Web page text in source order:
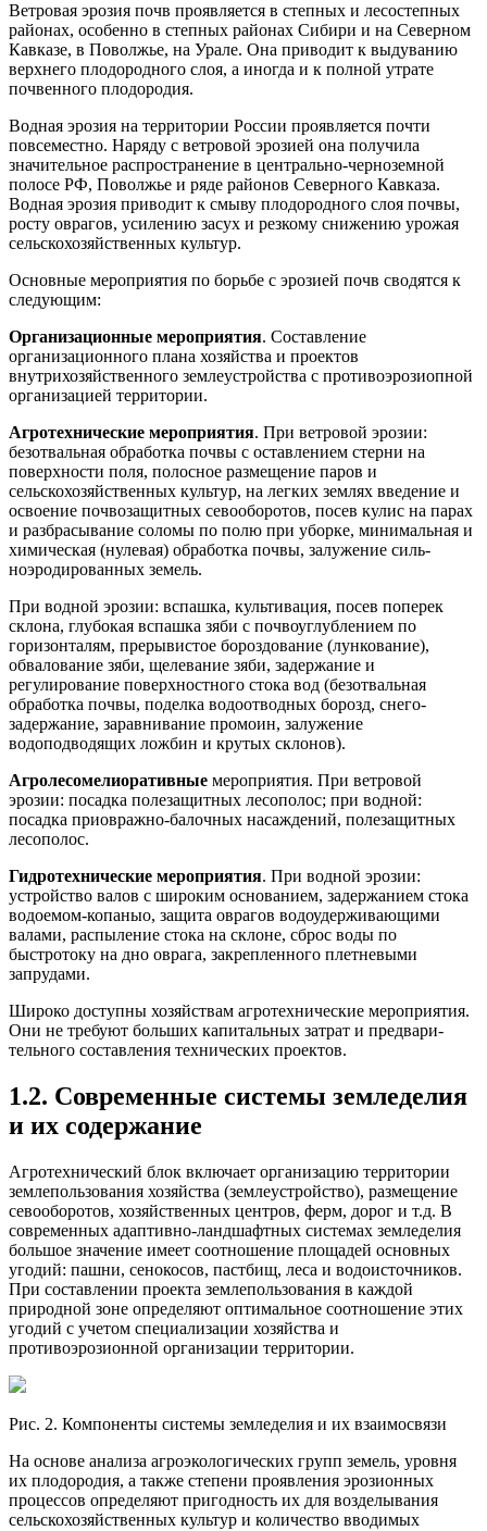
Ветровая эрозия почв проявляется в степных и лесостепных
районах, особенно в степных районах Сибири и на Северном
Кавказе, в Поволжье, на Урале. Она приводит к выдуванию
верхнего плодо­родного слоя, а иногда и к полной утрате
почвенного плодо­родия.
Водная эрозия на территории России проявляется почти
повсе­местно. Наряду с ветровой эрозией она получила
значительное рас­пространение в централь­но-черноземной
полосе РФ, Поволжье и ряде районов Северного Кавказа.
Водная эрозия приводит к смыву плодородного слоя почвы,
росту оврагов, усилению засух и резкому снижению урожая
сельско­хозяйственных культур.
Основные мероприятия по борьбе с эрозией почв сводятся к
сле­дующим:
Организационные мероприятия. Составление
организационного плана хозяйства и проектов
внутрихозяйственного землеустройства с противоэрозиопной
организацией территории.
Агротехнические мероприятия. При ветровой эрозии:
безотваль­ная обработка почвы с оставлением стерни на
поверхности поля, по­лосное размещение паров и
сельскохозяйственных культур, на легких землях введение и
освоение почвозащитных севооборотов, посев кулис на парах
и разбрасывание соломы по полю при уборке, мини­мальная и
химическая (нулевая) обработка почвы, залужение силь­
ноэродированных земель.
При водной эрозии: вспашка, культивация, посев поперек
склона, глубокая вспашка зяби с почвоуглублением по
горизонталям, пре­рывистое бороздование (лункование),
обвалование зяби, щелевание зяби, задержание и
регулирование поверхностного стока вод (без­отвальная
обработка почвы, поделка водоотводных борозд, снего­
задержание, заравнивание промоин, залужение
водоподводящих ложбин и крутых склонов).
Агролесомелиоративные мероприятия. При ветровой
эрозии: по­садка полезащитных лесополос; при водной:
посадка приовражно-балочных насаждений, полезащитных
лесополос.
Гидротехнические мероприятия. При водной эрозии:
устройство валов с широким основанием, задержанием стока
водоемом-копаныо, защита оврагов водоудерживающими
валами, распыление стока на склоне, сброс воды по
быстротоку на дно оврага, закрепленного плетневыми
запрудами.
Широко доступны хозяйствам агротехнические меро­приятия.
Они не требуют больших капитальных затрат и предвари­
тельного составления технических проектов.
1.2. Современные системы земледелия
и их содержание
Агротехнический блок включает организацию территории
землепользования хозяйства (землеустройство), размещение
севооборотов, хозяйственных центров, ферм, дорог и т.д. В
современных адаптивно-ландшафтных системах земледелия
большое значение имеет соотношение площадей основных
угодий: пашни, сенокосов, пастбищ, леса и водоисточников.
При составлении проекта землепользования в каждой
природной зоне определяют оптимальное соотношение этих
угодий с учетом специализации хозяйства и
противоэрозионной организации территории.
Рис. 2. Компоненты системы земледелия и их взаимосвязи
На основе анализа агроэкологических групп земель, уровня
их плодородия, а также степени проявления эрозионных
процессов определяют пригодность их для возделывания
сельскохозяйственных культур и количество вводимых